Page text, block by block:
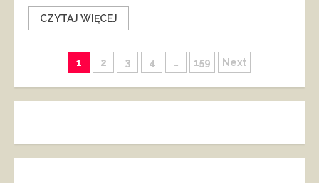
CZYTAJ WIĘCEJ
Stronicowanie
wpisów
1 2 3 4 … 159 Next